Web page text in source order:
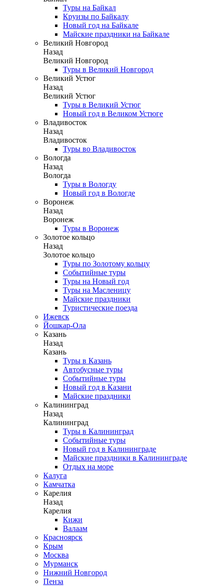
Туры на Байкал
Круизы по Байкалу
Новый год на Байкале
Майские праздники на Байкале
Великий Новгород
Назад
Великий Новгород
Туры в Великий Новгород
Великий Устюг
Назад
Великий Устюг
Туры в Великий Устюг
Новый год в Великом Устюге
Владивосток
Назад
Владивосток
Туры во Владивосток
Вологда
Назад
Вологда
Туры в Вологду
Новый год в Вологде
Воронеж
Назад
Воронеж
Туры в Воронеж
Золотое кольцо
Назад
Золотое кольцо
Туры по Золотому кольцу
Событийные туры
Туры на Новый год
Туры на Масленицу
Майские праздники
Туристические поезда
Ижевск
Йошкар-Ола
Казань
Назад
Казань
Туры в Казань
Автобусные туры
Событийные туры
Новый год в Казани
Майские праздники
Калининград
Назад
Калининград
Туры в Калининград
Событийные туры
Новый год в Калининграде
Майские праздники в Калининграде
Отдых на море
Калуга
Камчатка
Карелия
Назад
Карелия
Кижи
Валаам
Красноярск
Крым
Москва
Мурманск
Нижний Новгород
Пенза